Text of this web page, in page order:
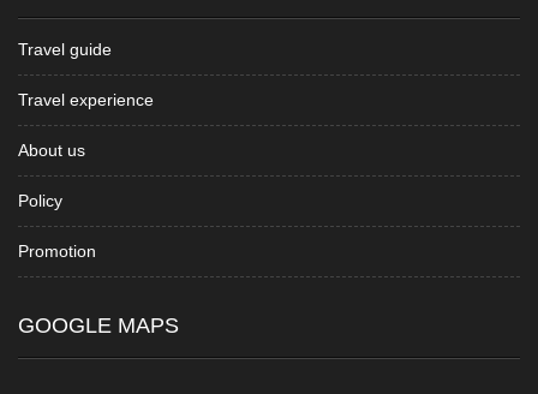
Travel guide
Travel experience
About us
Policy
Promotion
GOOGLE MAPS